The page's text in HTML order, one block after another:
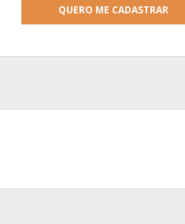
QUERO ME CADASTRAR